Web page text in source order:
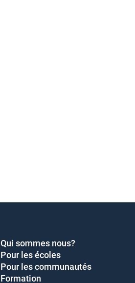
Qui sommes nous?
Pour les écoles
Pour les communautés
Formation